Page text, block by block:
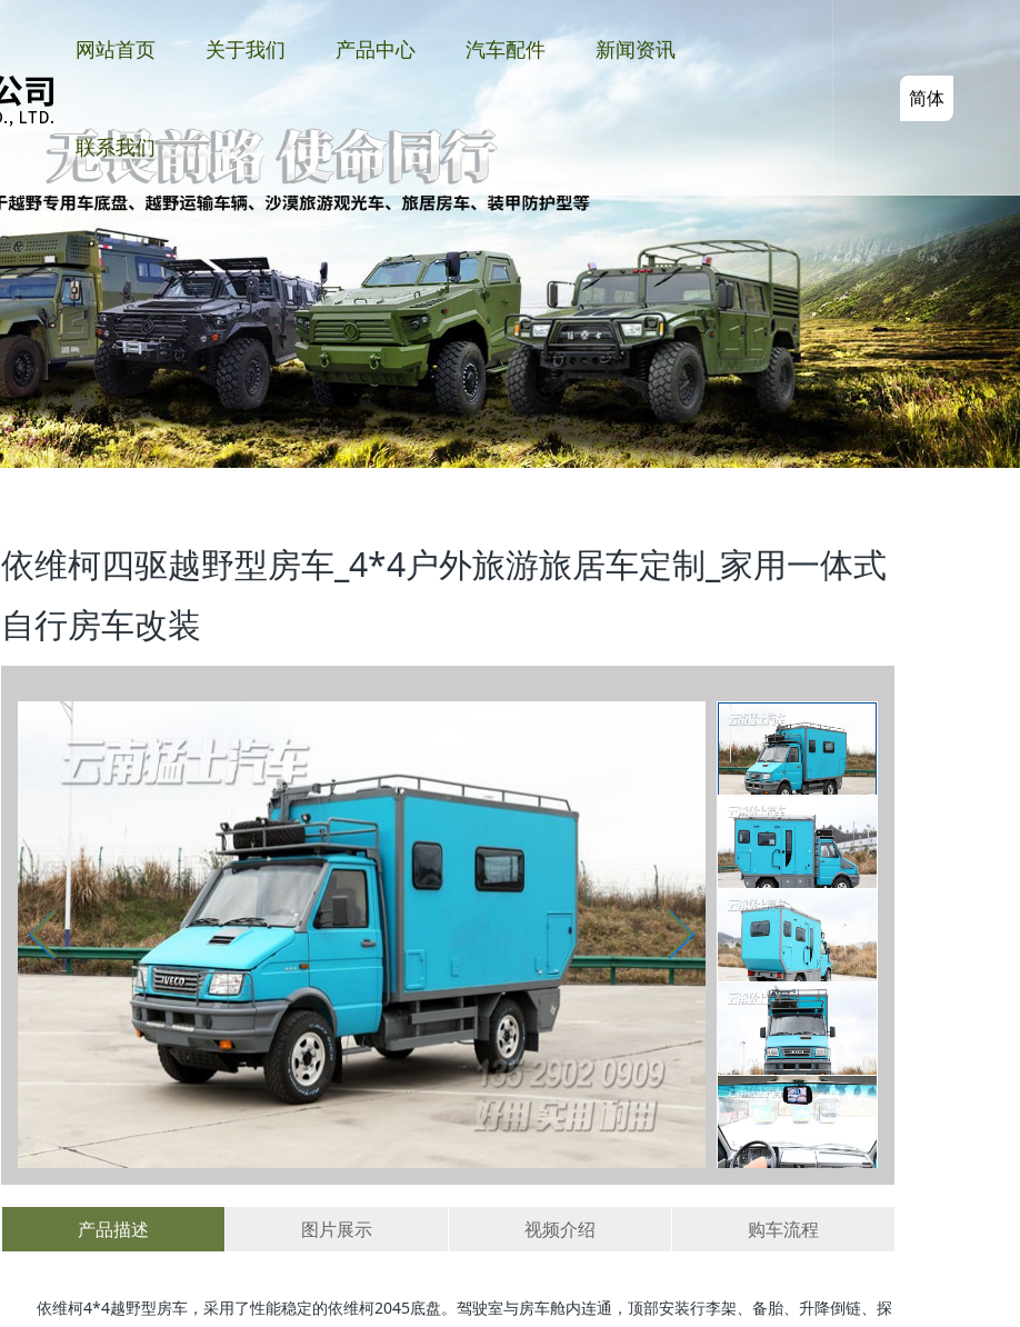
网站首页 关于我们 产品中心 汽车配件 新闻资讯
联系我们
简体
依维柯四驱越野型房车_4*4户外旅游旅居车定制_家用一体式
自行房车改装
产品描述 图片展示 视频介绍 购车流程
依维柯4*4越野型房车，采用了性能稳定的依维柯2045底盘。驾驶室与房车舱内连通，顶部安装行李架、备胎、升降倒链、探